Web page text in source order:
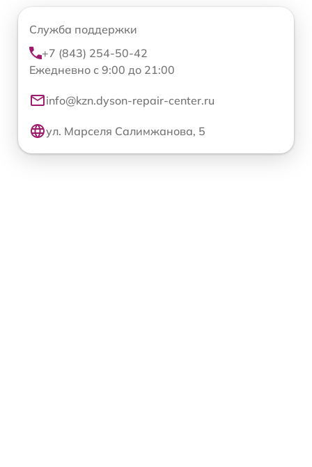
Служба поддержки
+7 (843) 254-50-42
Ежедневно с 9:00 до 21:00
info@kzn.dyson-repair-center.ru
ул. Марселя Салимжанова, 5